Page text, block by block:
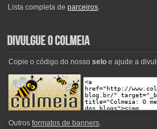
Lista completa deparceiros.
Copie o código do nosso seloe ajude a
Outros formatos de banners.